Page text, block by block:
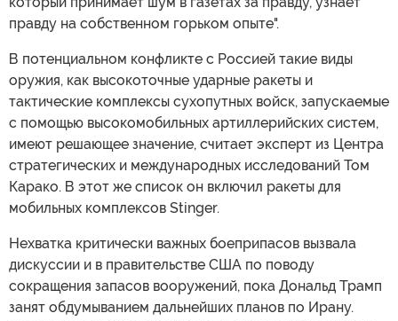
правду на собственном горьком опыте".
В потенциальном конфликте с Россией такие виды
оружия, как высокоточные ударные ракеты и
тактические комплексы сухопутных войск, запускаемые
с помощью высокомобильных артиллерийских систем,
имеют решающее значение, считает эксперт из Центра
стратегических и международных исследований Том
Карако. В этот же список он включил ракеты для
мобильных комплексов Stinger.
Нехватка критически важных боеприпасов вызвала
дискуссии и в правительстве США по поводу
сокращения запасов вооружений, пока Дональд Трамп
занят обдумыванием дальнейших планов по Ирану.